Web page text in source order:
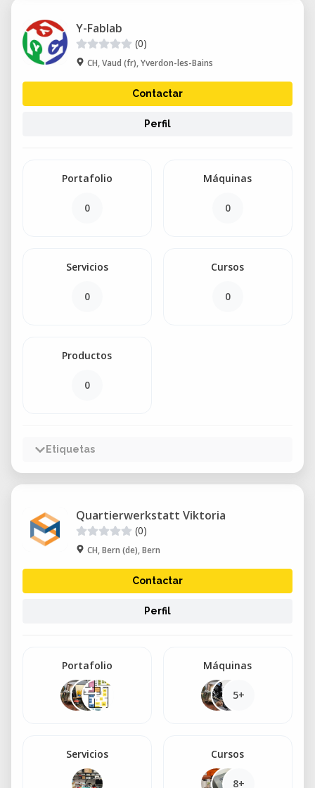
Y-Fablab
(0)
CH, Vaud (fr), Yverdon-les-Bains
Contactar
Perfil
Portafolio
0
Máquinas
0
Servicios
0
Cursos
0
Productos
0
Etiquetas
Quartierwerkstatt Viktoria
(0)
CH, Bern (de), Bern
Contactar
Perfil
Portafolio Máquinas
5+
Servicios Cursos
8+